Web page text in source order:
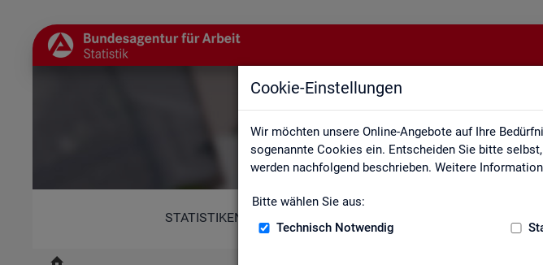
Cookie-Einstellungen
Wir möchten unsere Online-Angebote auf Ihre
sogenannte Cookies ein. Entscheiden Sie bitte
werden nachfolgend beschrieben. Weitere
Bitte wählen Sie aus:
Technisch Notwendig
STATISTIKEN